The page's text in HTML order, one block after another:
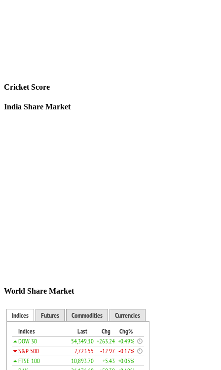
Cricket Score
India Share Market
World Share Market